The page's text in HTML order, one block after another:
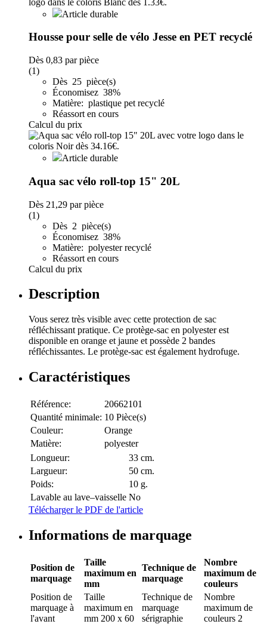
Article durable
Housse pour selle de vélo Jesse en PET recyclé
Dès 0,83 par pièce
(1)
Dès 25 pièce(s)
Économisez 38%
Matière: plastique pet recyclé
Réassort en cours
Calcul du prix
Article durable
Aqua sac vélo roll-top 15" 20L
Dès 21,29 par pièce
(1)
Dès 2 pièce(s)
Économisez 38%
Matière: polyester recyclé
Réassort en cours
Calcul du prix
Description
Vous serez très visible avec cette protection de sac
réfléchissant pratique. Ce protège-sac en polyester est
disponible en orange et jaune et possède 2 bandes
réfléchissantes. Le protège-sac est également hydrofuge.
Caractéristiques
Référence:
20662101
Quantité minimale: 10 Pièce(s)
Couleur:
Orange
Matière:
polyester
Longueur:
33 cm.
Largueur:
50 cm.
Poids:
10 g.
Lavable au lave–vaisselle No
Télécharger le PDF de l'article
Informations de marquage
Position de
marquage
Taille
maximum en
mm
Technique de
marquage
Nombre
maximum de
couleurs
Position de
marquage à
l'avant
Taille
maximum en
mm 200 x 60
Technique de
marquage
sérigraphie
Nombre
maximum de
couleurs 2